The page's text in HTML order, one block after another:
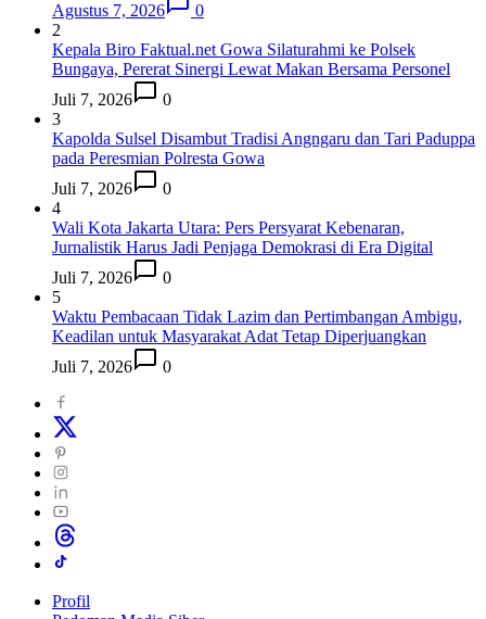
Agustus 7, 2026
0
2
Kepala Biro Faktual.net Gowa Silaturahmi ke Polsek
Bungaya, Pererat Sinergi Lewat Makan Bersama Personel
Juli 7, 2026
0
3
Kapolda Sulsel Disambut Tradisi Angngaru dan Tari Paduppa
pada Peresmian Polresta Gowa
Juli 7, 2026
0
4
Wali Kota Jakarta Utara: Pers Persyarat Kebenaran,
Jurnalistik Harus Jadi Penjaga Demokrasi di Era Digital
Juli 7, 2026
0
5
Waktu Pembacaan Tidak Lazim dan Pertimbangan Ambigu,
Keadilan untuk Masyarakat Adat Tetap Diperjuangkan
Juli 7, 2026
0
Profil